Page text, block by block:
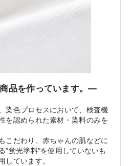
品を作っています。―
染色プロセスにおいて、検査機
を認められた素材・染料のみを
こだわり、赤ちゃんの肌などに
”蛍光塗料”を使用していないも
しています。